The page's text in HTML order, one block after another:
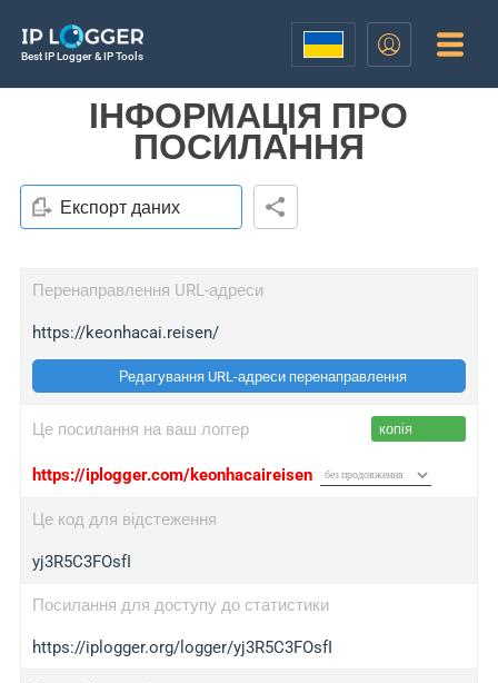
Best IP Logger & IP Tools
ІНФОРМАЦІЯ ПРО
ПОСИЛАННЯ
Експорт даних
Перенаправлення URL-адреси
https://keonhacai.reisen/
Редагування URL-адреси перенаправлення
Це посилання на ваш логгер копія
https://iplogger.com/keonhacaireisen
Це код для відстеження
yj3R5C3FOsfI
Посилання для доступу до статистики
https://iplogger.org/logger/yj3R5C3FOsfI